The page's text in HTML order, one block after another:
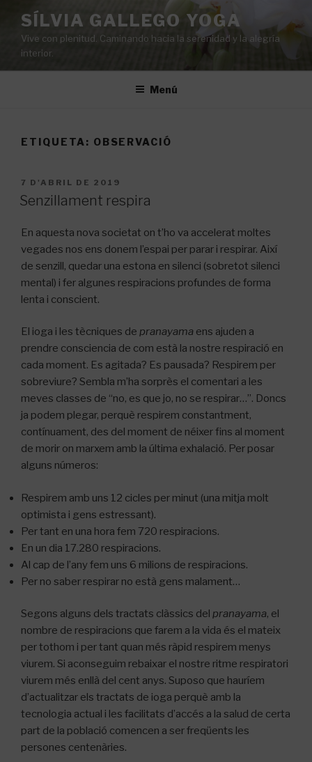
contingut
SÍLVIA GALLEGO YOGA
Vive con plenitud. Caminando hacia la serenidad y la alegría
interior.
Menú
ETIQUETA: OBSERVACIÓ
PUBLICAT
A
7 D'ABRIL DE 2019
Senzillament respira
En aquesta nova societat on t’ho va accelerat moltes
vegades nos ens donem l’espai per parar i respirar. Així
de senzill, quedar una estona en silenci (sobretot silenci
mental) i fer algunes respiracions profundes de forma
lenta i conscient.
El ioga i les tècniques de pranayama ens ajuden a
prendre consciencia de com està la nostre respiració en
cada moment. Es agitada? Es pausada? Respirem per
sobreviure? Sembla m’ha sorprès el comentari a les
meves classes de “no, es que jo, no se respirar…”. Doncs
ja podem plegar, perquè respirem constantment,
contínuament, des del moment de néixer fins al moment
de morir on marxem amb la última exhalació. Per posar
alguns números:
Respirem amb uns 12 cicles per minut (una mitja molt
optimista i gens estressant).
Per tant en una hora fem 720 respiracions.
En un dia 17.280 respiracions.
Al cap de l’any fem uns 6 milions de respiracions.
Per no saber respirar no està gens malament…
Segons alguns dels tractats clàssics del pranayama, el
nombre de respiracions que farem a la vida és el mateix
per tothom i per tant quan més ràpid respirem menys
viurem. Si aconseguim rebaixar el nostre ritme respiratori
viurem més enllà del cent anys. Suposo que hauríem
d’actualitzar els tractats de ioga perquè amb la
tecnologia actual i les facilitats d’accés a la salud de certa
part de la població comencen a ser freqüents les
persones centenàries.